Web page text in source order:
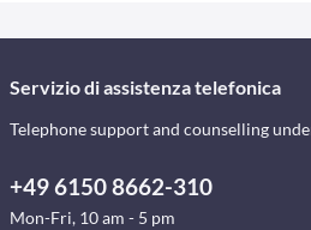
Servizio di assistenza telefonica
Telephone support and counselling
+49 6150 8662-310
Mon-Fri, 10 am - 5 pm